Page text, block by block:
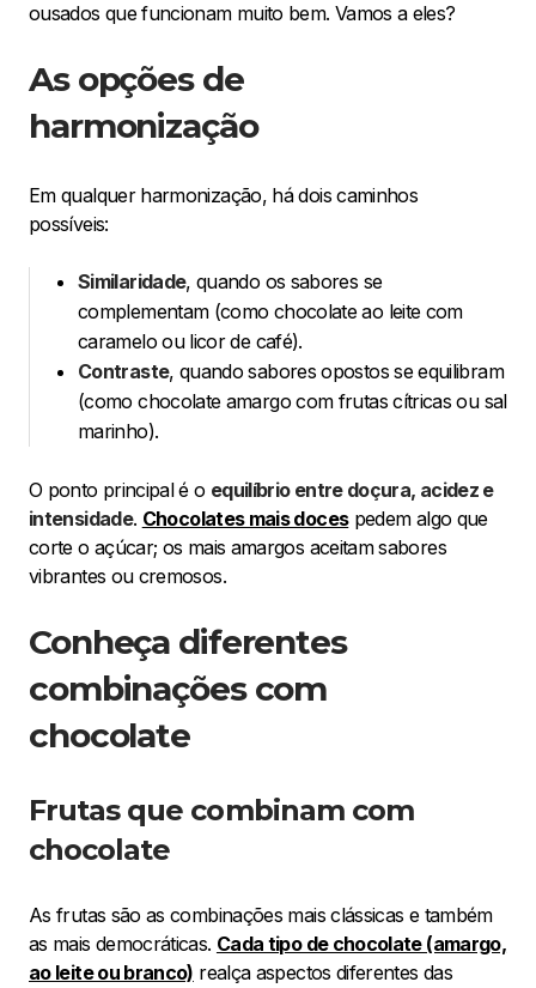
ousados que funcionam muito bem. Vamos a eles?
As opções de
harmonização
Em qualquer harmonização, há dois caminhos
possíveis:
Similaridade, quando os sabores se
complementam (como chocolate ao leite com
caramelo ou licor de café).
Contraste, quando sabores opostos se equilibram
(como chocolate amargo com frutas cítricas ou sal
marinho).
O ponto principal é o equilíbrio entre doçura, acidez e
intensidade. Chocolates mais docespedem algo que
corte o açúcar; os mais amargos aceitam sabores
vibrantes ou cremosos.
Conheça diferentes
combinações com
chocolate
Frutas que combinam com
chocolate
As frutas são as combinações mais clássicas e também
as mais democráticas. Cada tipo de chocolate (amargo,
ao leite ou branco) realça aspectos diferentes das